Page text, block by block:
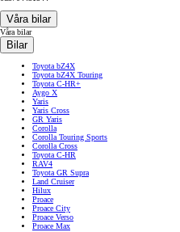
Våra bilar
Våra bilar
Bilar
Toyota bZ4X
Toyota bZ4X Touring
Toyota C-HR+
Aygo X
Yaris
Yaris Cross
GR Yaris
Corolla
Corolla Touring Sports
Corolla Cross
Toyota C-HR
RAV4
Toyota GR Supra
Land Cruiser
Hilux
Proace
Proace City
Proace Verso
Proace Max